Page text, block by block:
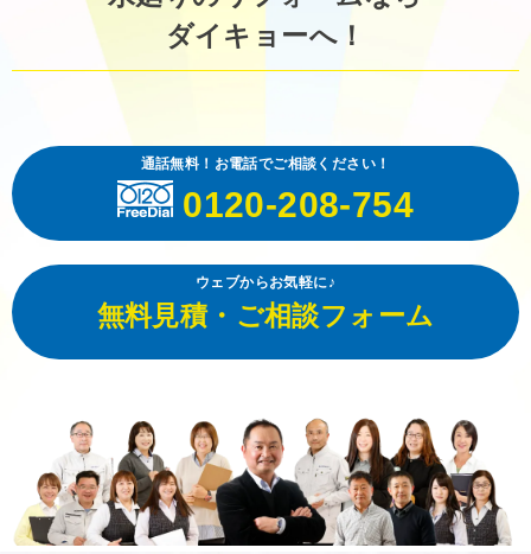
ダイキョーへ！
通話無料！お電話でご相談ください！
0120-208-754
ウェブからお気軽に♪
無料見積・ご相談フォーム